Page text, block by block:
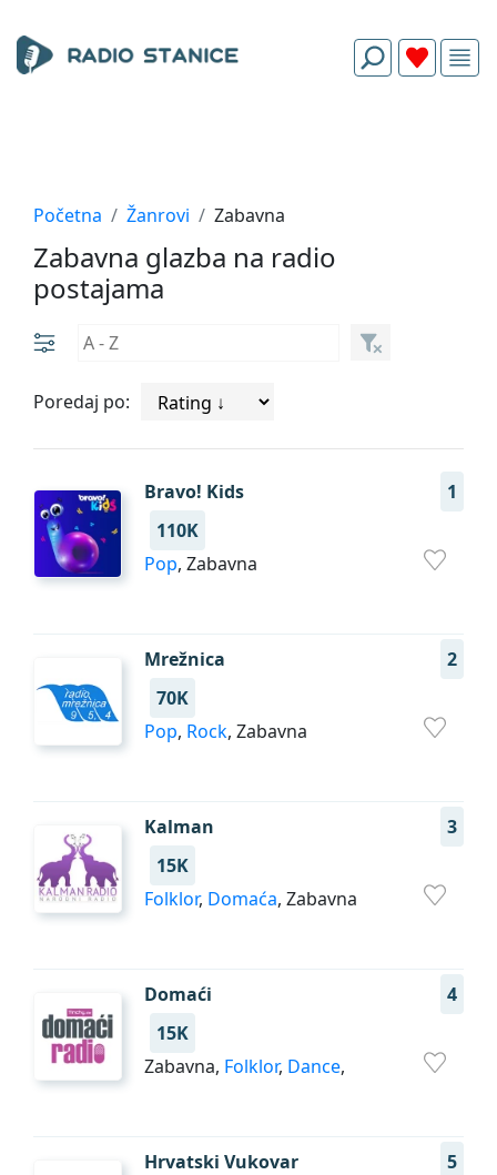
Početna Žanrovi Zabavna
Zabavna glazba na radio
postajama
Poredaj po:
Bravo! Kids
1
110K
Pop, Zabavna
Mrežnica
2
70K
Pop, Rock, Zabavna
Kalman
3
15K
Folklor, Domaća, Zabavna
Domaći
4
15K
Zabavna, Folklor, Dance,
Hrvatski Vukovar
5